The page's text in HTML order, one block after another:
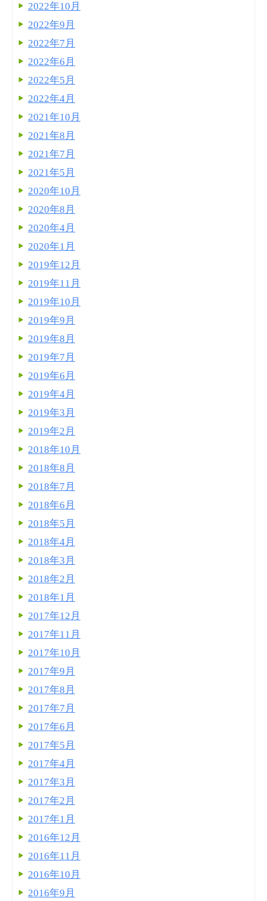
2022年10月
2022年9月
2022年7月
2022年6月
2022年5月
2022年4月
2021年10月
2021年8月
2021年7月
2021年5月
2020年10月
2020年8月
2020年4月
2020年1月
2019年12月
2019年11月
2019年10月
2019年9月
2019年8月
2019年7月
2019年6月
2019年4月
2019年3月
2019年2月
2018年10月
2018年8月
2018年7月
2018年6月
2018年5月
2018年4月
2018年3月
2018年2月
2018年1月
2017年12月
2017年11月
2017年10月
2017年9月
2017年8月
2017年7月
2017年6月
2017年5月
2017年4月
2017年3月
2017年2月
2017年1月
2016年12月
2016年11月
2016年10月
2016年9月